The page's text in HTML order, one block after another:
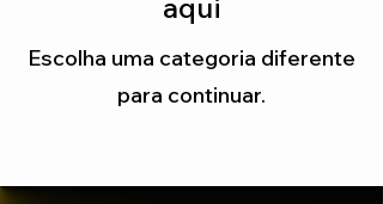
Escolha uma categoria diferente
para continuar.